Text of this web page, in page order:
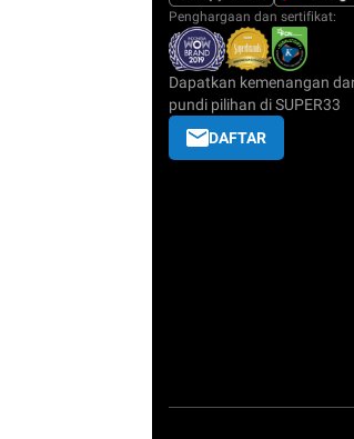
Penghargaan dan sertifikat:
Dapatkan kemenangan
pundi pilihan di SUPER33
DAFTAR